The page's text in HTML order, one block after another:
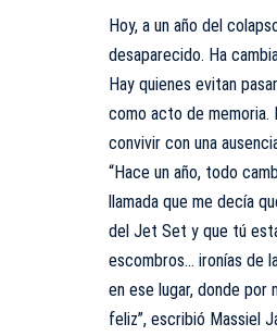
Hoy, a un año del
desaparecido. Ha
Hay quienes evitan
como acto de memoria.
convivir con una
“Hace un año, todo
llamada que me decía
del Jet Set y que tú
escombros… ironías de
en ese lugar, donde por
feliz”, escribió Massiel